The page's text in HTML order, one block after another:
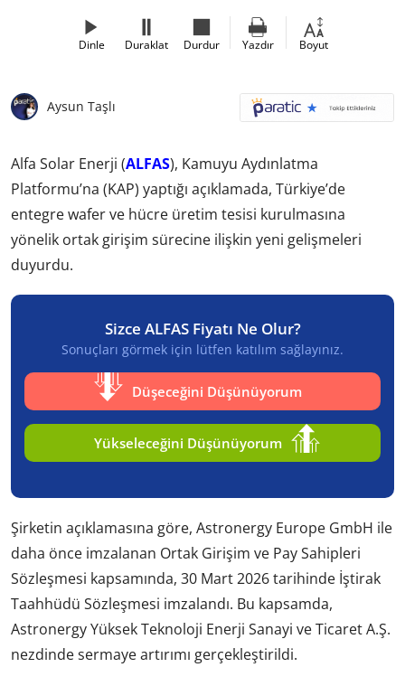
Dinle Duraklat Durdur Yazdır Boyut
Aysun Taşlı
Alfa Solar Enerji (ALFAS), Kamuyu Aydınlatma
Platformu’na (KAP) yaptığı açıklamada, Türkiye’de
entegre wafer ve hücre üretim tesisi kurulmasına
yönelik ortak girişim sürecine ilişkin yeni gelişmeleri
duyurdu.
Sizce ALFAS Fiyatı Ne Olur?
Sonuçları görmek için lütfen katılım sağlayınız.
Düşeceğini Düşünüyorum
Yükseleceğini Düşünüyorum
Şirketin açıklamasına göre, Astronergy Europe GmbH ile
daha önce imzalanan Ortak Girişim ve Pay Sahipleri
Sözleşmesi kapsamında, 30 Mart 2026 tarihinde İştirak
Taahhüdü Sözleşmesi imzalandı. Bu kapsamda,
Astronergy Yüksek Teknoloji Enerji Sanayi ve Ticaret A.Ş.
nezdinde sermaye artırımı gerçekleştirildi.